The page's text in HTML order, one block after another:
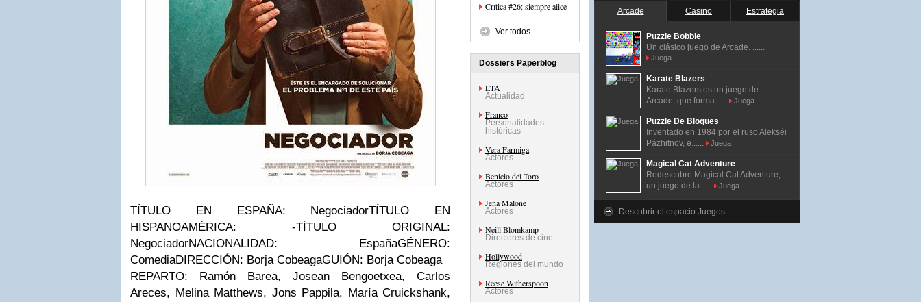
TÍTULO EN ESPAÑA: NegociadorTÍTULO EN
HISPANOAMÉRICA: -TÍTULO ORIGINAL:
NegociadorNACIONALIDAD: EspañaGÉNERO:
ComediaDIRECCIÓN: Borja CobeagaGUIÓN: Borja Cobeaga
REPARTO: Ramón Barea, Josean Bengoetxea, Carlos
Areces, Melina Matthews, Jons Pappila, María Cruickshank,
Crítica #26: siempre alice
Ver todos
Dossiers Paperblog
ETA
Actualidad
Franco
Personalidades
históricas
Vera Farmiga
Actores
Benicio del Toro
Actores
Jena Malone
Actores
Neill Blomkamp
Directores de cine
Hollywood
Regiones del mundo
Reese Witherspoon
Actores
Arcade Casino Estrategia
Puzzle Bobble
Un clásico juego de Arcade. ......
Juega
Karate Blazers
Karate Blazers es un juego de
Arcade, que forma......
Juega
Puzzle De Bloques
Inventado en 1984 por el ruso Alekséi
Pázhitnov, e......
Juega
Magical Cat Adventure
Redescubre Magical Cat Adventure,
un juego de la......
Juega
Descubrir el espacio Juegos